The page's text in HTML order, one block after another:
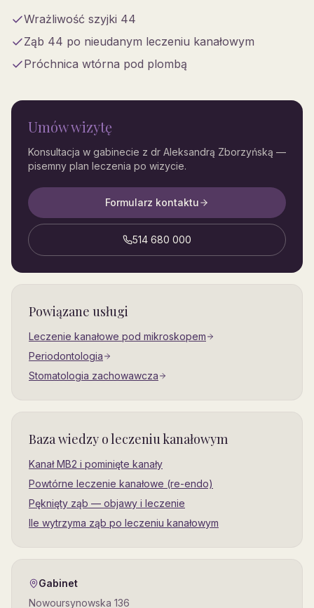
Wrażliwość szyjki 44
Ząb 44 po nieudanym leczeniu kanałowym
Próchnica wtórna pod plombą
Umów wizytę
Konsultacja w gabinecie z dr Aleksandrą Zborzyńską —
pisemny plan leczenia po wizycie.
Formularz kontaktu
514 680 000
Powiązane usługi
Leczenie kanałowe pod mikroskopem
Periodontologia
Stomatologia zachowawcza
Baza wiedzy o leczeniu kanałowym
Kanał MB2 i pominięte kanały
Powtórne leczenie kanałowe (re-endo)
Pęknięty ząb — objawy i leczenie
Ile wytrzyma ząb po leczeniu kanałowym
Gabinet
Nowoursynowska 136